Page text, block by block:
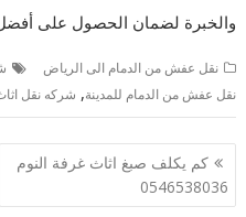
والخبرة لضمان الحصول على
نقل عفش من الدمام الى الرياض
نقل عفش من الدمام للمدينة, شركه نقل
تصفّح
المقالات
كم يكلف صبغ اثاث غرفة النوم
0546538036